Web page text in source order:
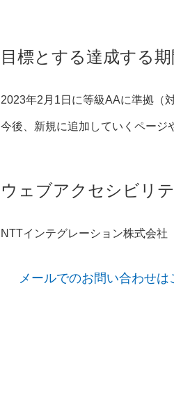
目標とする達成する
2023年2月1日に等級AAに準拠（対
今後、新規に追加していくページ
ウェブアクセシビリ
NTTインテグレーション株式会
メールでのお問い合わせは